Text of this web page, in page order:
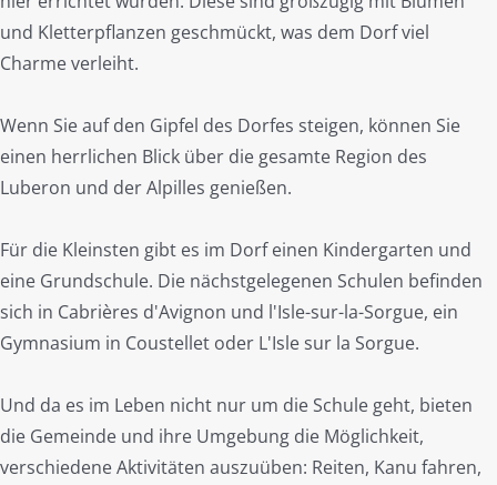
und Kletterpflanzen geschmückt, was dem Dorf viel
Charme verleiht.
Wenn Sie auf den Gipfel des Dorfes steigen, können Sie
einen herrlichen Blick über die gesamte Region des
Luberon und der Alpilles genießen.
Für die Kleinsten gibt es im Dorf einen Kindergarten und
eine Grundschule. Die nächstgelegenen Schulen befinden
sich in Cabrières d'Avignon und l'Isle-sur-la-Sorgue, ein
Gymnasium in Coustellet oder L'Isle sur la Sorgue.
Und da es im Leben nicht nur um die Schule geht, bieten
die Gemeinde und ihre Umgebung die Möglichkeit,
verschiedene Aktivitäten auszuüben: Reiten, Kanu fahren,